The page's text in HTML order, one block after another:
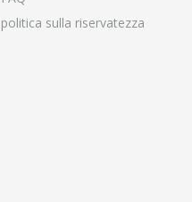
politica sulla riservatezza